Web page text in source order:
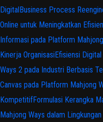
DigitalBusiness Process
Online untuk Meningkatkan
Informasi pada Platform
Kinerja OrganisasiEfisiensi
Ways 2 pada Industri Berbasis
Canvas pada Platform Mahjong
KompetitifFormulasi Kerangka
Mahjong Ways dalam